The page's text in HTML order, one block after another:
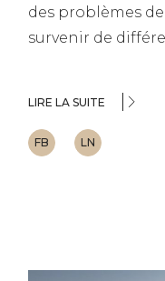
des problèmes
survenir de
LIRE LA SUITE
FB LN